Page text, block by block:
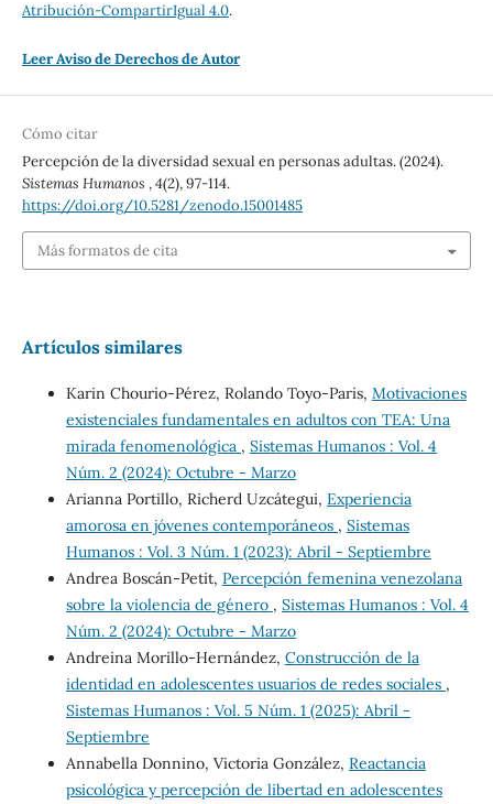
Atribución-CompartirIgual 4.0.
Leer Aviso de Derechos de Autor
Cómo citar
Percepción de la diversidad sexual en personas adultas. (2024).
Sistemas Humanos ,4(2), 97-114.
https://doi.org/10.5281/zenodo.15001485
Más formatos de cita
Artículos similares
Karin Chourio-Pérez, Rolando Toyo-Paris, Motivaciones
existenciales fundamentales en adultos con TEA: Una
mirada fenomenológica , Sistemas Humanos : Vol. 4
Núm. 2 (2024): Octubre - Marzo
Arianna Portillo, Richerd Uzcátegui, Experiencia
amorosa en jóvenes contemporáneos , Sistemas
Humanos : Vol. 3 Núm. 1 (2023): Abril - Septiembre
Andrea Boscán-Petit, Percepción femenina venezolana
sobre la violencia de género , Sistemas Humanos : Vol. 4
Núm. 2 (2024): Octubre - Marzo
Andreina Morillo-Hernández, Construcción de la
identidad en adolescentes usuarios de redes sociales ,
Sistemas Humanos : Vol. 5 Núm. 1 (2025): Abril -
Septiembre
Annabella Donnino, Victoria González, Reactancia
psicológica y percepción de libertad en adolescentes